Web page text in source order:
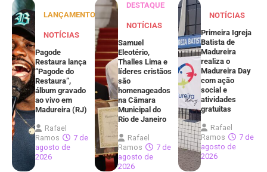
LANÇAMENTOS
NOTÍCIAS
Pagode
Restaura lança
“Pagode do
Restaura”,
álbum gravado
ao vivo em
Madureira (RJ)
Rafael
Ramos
7 de
agosto de
2026
DESTAQUE
NOTÍCIAS
Samuel
Eleotério,
Thalles Lima e
líderes cristãos
são
homenageados
na Câmara
Municipal do
Rio de Janeiro
Rafael
Ramos
7 de
agosto de
2026
NOTÍCIAS
Primeira Igreja
Batista de
Madureira
realiza o
Madureira Day
com ação
social e
atividades
gratuitas
Rafael
Ramos
7 de
agosto de
2026